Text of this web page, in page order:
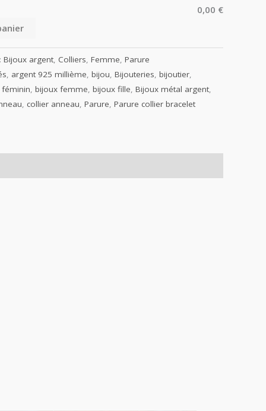
0,00 €
Bijoux argent Colliers Femme Parure
argent 925 millième bijou Bijouteries bijoutier
bijoux femme bijoux fille Bijoux métal argent
collier anneau Parure Parure collier bracelet